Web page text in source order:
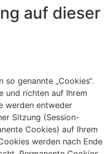
auf dieser
genannte „Cookies“.
und richten auf Ihrem
werden entweder
Sitzung (Session-
Cookies) auf Ihrem
werden nach Ende